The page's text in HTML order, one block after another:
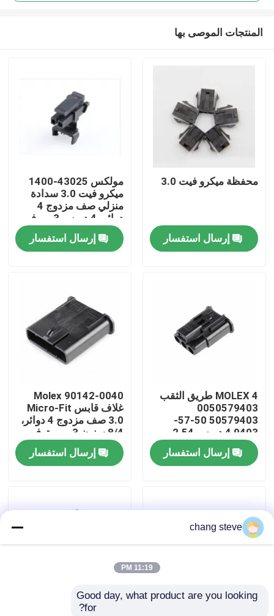
حول بنا
ضبط الجودة
اتصل بنا
تسخير الأسلاك
تجميع كابلات مخصصة
المنتجات الموصى بها
محفظة ميكرو فيت 3.0
إرسال استفسار
مولكس 43025-1400
ميكرو فيت 3.0 سدادة
منزلي صف مزدوج 4
دوائر، 4 دبوس 3 مم في
المخزون 43025-1400
إرسال استفسار
MOLEX 4 طريق الثقب
0050579403
50579403 50-57-
9403 4 دبوس 2.54
أجهزة توصيل السيارة
إرسال استفسار
Molex 90142-0040
غلاف قابس Micro-Fit
3.0 صف مزدوج 4 دوائر،
8/4 سنون 3 مم متوفر
في المخزون 90142-
0040 إرسال استفسار
مولكس 430250600
chang steve
11:19 PM
Good day, what product are you looking
for?